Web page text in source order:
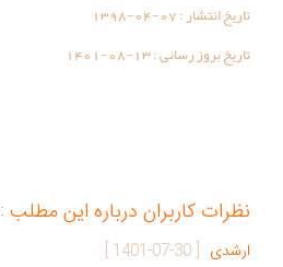
تاریخ انتشار :1398-04-07
تاریخ بروز رسانی :1401-08-13
نظرات کاربران درباره این مطلب :
ارشدی [
1401-07-30
]